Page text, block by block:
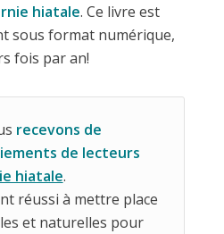
hiatale. Ce livre est
sous format numérique,
fois par an!
recevons de
de lecteurs
hiatale.
réussi à mettre place
et naturelles pour